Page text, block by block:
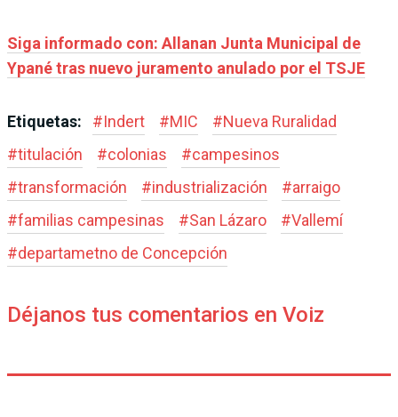
Siga informado con: Allanan Junta Municipal de
Ypané tras nuevo juramento anulado por el TSJE
Etiquetas: #Indert #MIC #Nueva Ruralidad
#titulación #colonias #campesinos
#transformación #industrialización #arraigo
#familias campesinas #San Lázaro #Vallemí
#departametno de Concepción
Déjanos tus comentarios en Voiz